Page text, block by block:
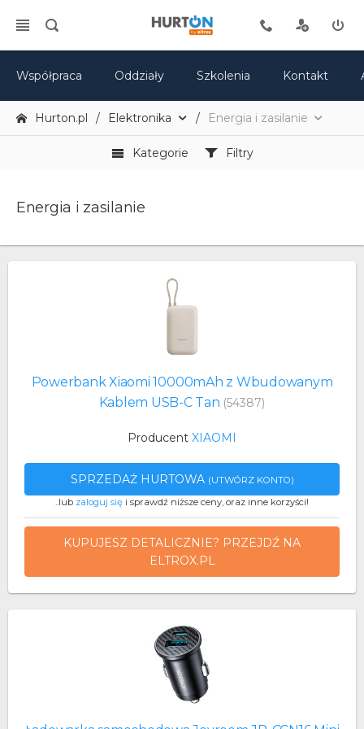
Współpraca Oddziały Szkolenia Kontakt
Hurton.pl Elektronika Energia i zasilanie
Kategorie Filtry
Energia i zasilanie
Powerbank Xiaomi 10000mAh z Wbudowanym
Kablem USB-C Tan (54387)
Producent XIAOMI
SPRZEDAŻ HURTOWA (UTWÓRZ KONTO)
..lub zaloguj się i sprawdź niższe ceny, oraz inne korzyści!
KUPUJESZ DETALICZNIE? PRZEJDŹ NA
ELTROX.PL